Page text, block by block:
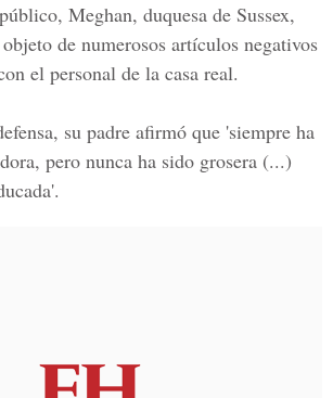
Meghan, duquesa de Sussex,
de numerosos artículos negativos
el personal de la casa real.
su padre afirmó que 'siempre ha
pero nunca ha sido grosera (...)